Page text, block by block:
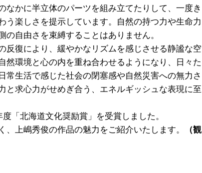
かに半立体のパーツを組み立てたりして、一度き
楽しさを提示しています。自然の持つ力や生命力
自由さを束縛することはありません。
復により、緩やかなリズムを感じさせる静謐な空
環境と心の内を重ね合わせるようになり、日々た
生活で感じた社会の閉塞感や自然災害への無力さ
求心力がせめぎ合う、エネルギッシュな表現に至
「北海道文化奨励賞」を受賞しました。
上嶋秀俊の作品の魅力をご紹介いたします。
（観